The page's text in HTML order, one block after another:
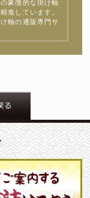
象徴的な掛け軸
進しています。
軸の通販専門サ